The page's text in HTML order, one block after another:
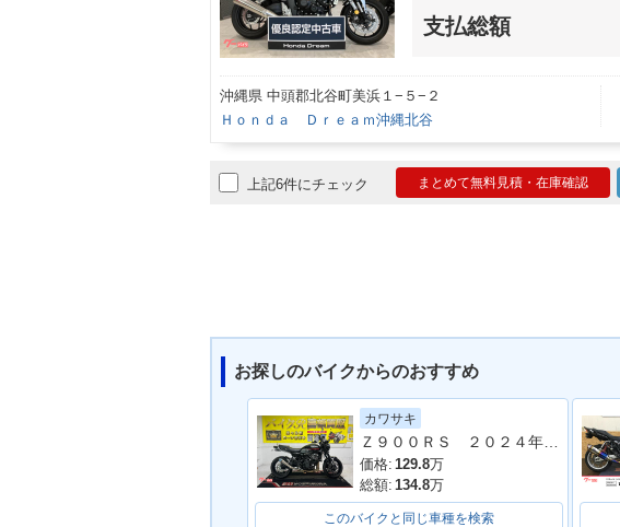
支払総額
沖縄県 中頭郡北谷町美浜１−５−２
Ｈｏｎｄａ Ｄｒｅａｍ沖縄北谷
上記6件にチェック まとめて無料見積・在庫確認
お探しのバイクからのおすすめ
カワサキ
Ｚ９００ＲＳ ２０２４年モデル 社外フルエキマフラー フェンダーレス ラジエーターカバー タンデムバー シート カスタム多数
価格: 129.8万
総額: 134.8万
このバイクと同じ車種を検索